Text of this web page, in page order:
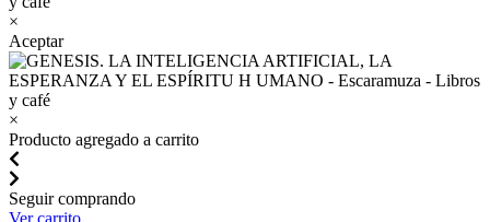
×
Aceptar
×
Producto agregado a carrito
Seguir comprando
Ver carrito